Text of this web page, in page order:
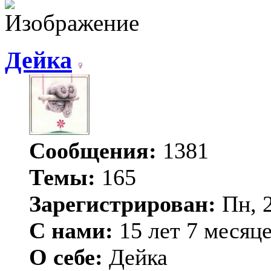
Дейка
Сообщения: 1381
Темы: 165
Зарегистрирован: Пн,
С нами: 15 лет 7
О себе: Дейка